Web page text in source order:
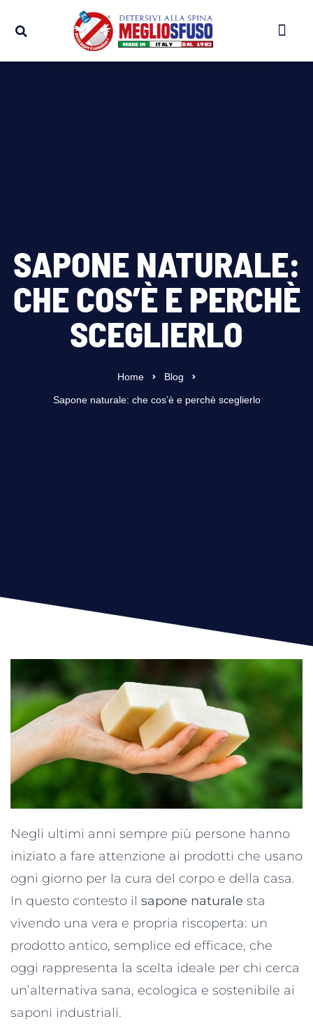
SAPONE NATURALE:
CHE COS’È E PERCHÈ
SCEGLIERLO
Home Blog
Sapone naturale: che cos’è e perchè sceglierlo
Negli ultimi anni sempre più persone hanno
iniziato a fare attenzione ai prodotti che usano
ogni giorno per la cura del corpo e della casa.
In questo contesto il sapone naturale sta
vivendo una vera e propria riscoperta: un
prodotto antico, semplice ed efficace, che
oggi rappresenta la scelta ideale per chi cerca
un’alternativa sana, ecologica e sostenibile ai
saponi industriali.